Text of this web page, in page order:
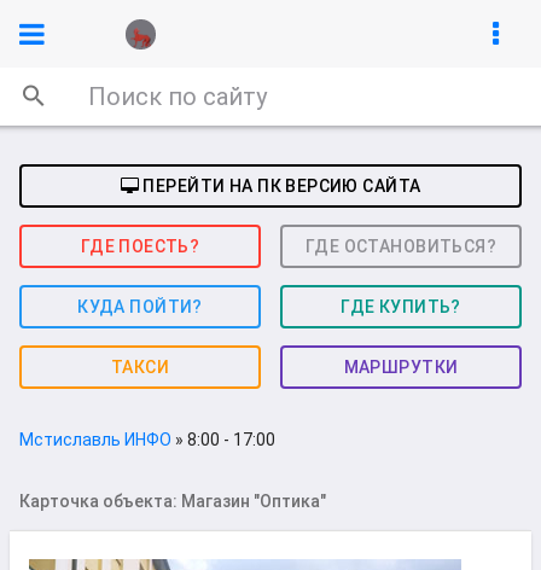
ПЕРЕЙТИ НА ПК ВЕРСИЮ САЙТА
ГДЕ ПОЕСТЬ? ГДЕ ОСТАНОВИТЬСЯ?
КУДА ПОЙТИ? ГДЕ КУПИТЬ?
ТАКСИ МАРШРУТКИ
Мстиславль ИНФО » 8:00 - 17:00
Карточка объекта: Магазин "Оптика"